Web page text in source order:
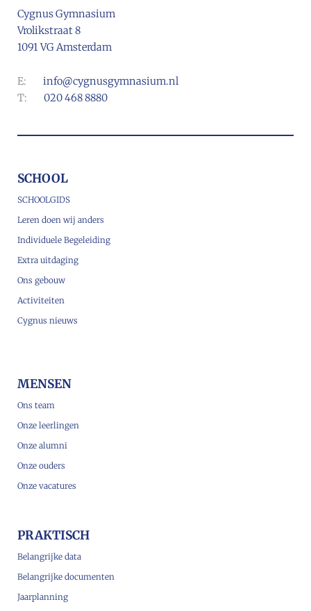
Cygnus Gymnasium
Vrolikstraat 8
1091 VG Amsterdam
E: info@cygnusgymnasium.nl
T: 020 468 8880
SCHOOL
SCHOOLGIDS
Leren doen wij anders
Individuele Begeleiding
Extra uitdaging
Ons gebouw
Activiteiten
Cygnus nieuws
MENSEN
Ons team
Onze leerlingen
Onze alumni
Onze ouders
Onze vacatures
PRAKTISCH
Belangrijke data
Belangrijke documenten
Jaarplanning